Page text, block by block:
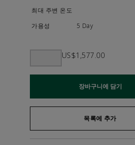
5 Day
US$1,577.00
장바구니에 담기
목록에 추가